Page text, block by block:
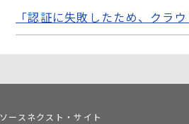
「認証に失敗したため、クラ
ソースネクスト・サイト